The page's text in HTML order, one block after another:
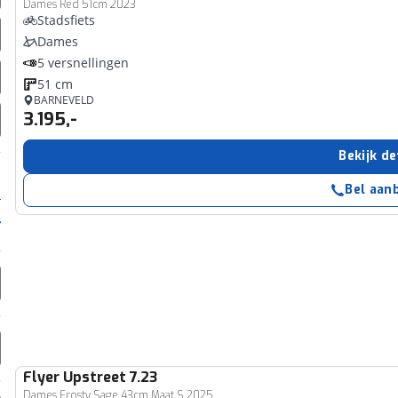
Dames Red 51cm 2023
Stadsfiets
Dames
5 versnellingen
51 cm
BARNEVELD
3.195,-
Bekijk
Bel
Flyer Upstreet 7.23